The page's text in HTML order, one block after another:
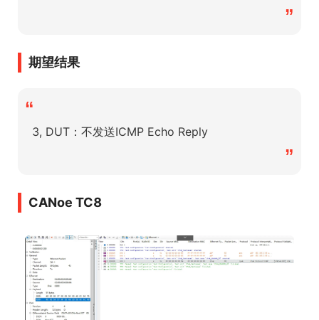
”
期望结果
“
3, DUT：不发送ICMP Echo Reply
”
CANoe TC8